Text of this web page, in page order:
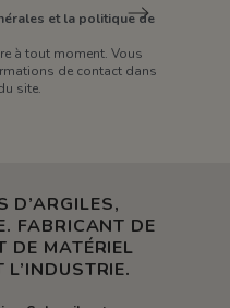
et la politique de
à tout moment. Vous
de contact dans
site.
D’ARGILES,
FABRICANT DE
DE MATÉRIEL